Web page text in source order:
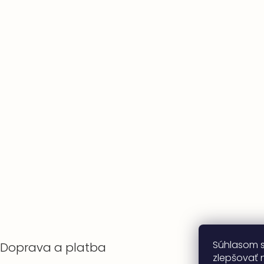
Súhlasom
zlepšovať
Doprava a platba